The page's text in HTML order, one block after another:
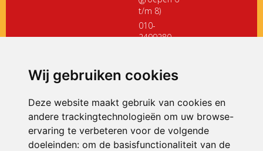
Wij gebruiken cookies
Deze website maakt gebruik van cookies en
andere trackingtechnologieën om uw browse-
ervaring te verbeteren voor de volgende
doeleinden: om de basisfunctionaliteit van de
t/m 8)
010-
2499280
ONDERDEEL VAN